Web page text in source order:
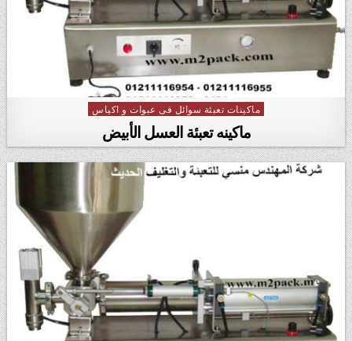
Posted in
ماكينات تعبئة سوائل فى عبوات و اكياس
ماكينه تعبئة العسل الأبيض